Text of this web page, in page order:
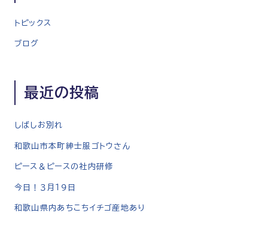
ョ
ン
トピックス
ブログ
最近の投稿
しばしお別れ
和歌山市本町紳士服ゴトウさん
ピース＆ピースの社内研修
今日！３月１９日
和歌山県内あちこちイチゴ産地あり